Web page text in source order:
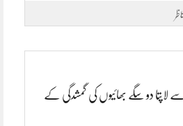
سندھ ہائیکورٹ میں 2014 سے لاپتا دو سگے بھائیوں کی گمشدگی کے